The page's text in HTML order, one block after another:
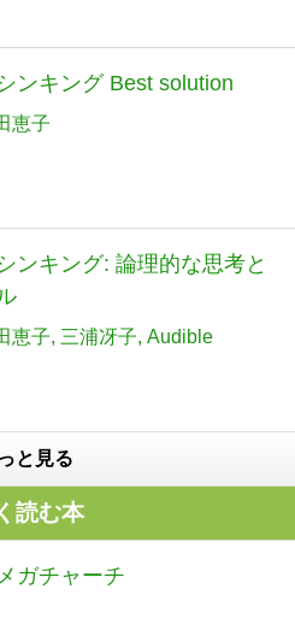
ンキング Best solution
恵子
ンキング: 論理的な思考と
恵子 三浦冴子 Audible
と見る
読む本
ガチャーチ